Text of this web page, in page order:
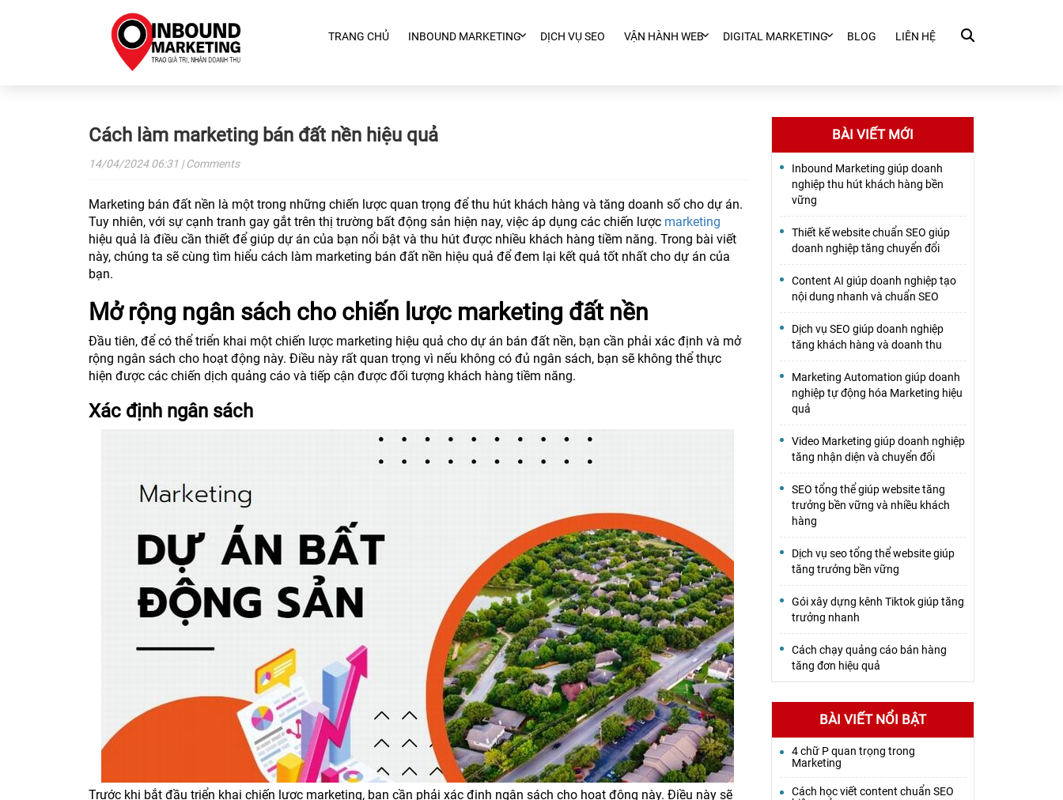
TRANG CHỦ INBOUND MARKETING DỊCH VỤ SEO VẬN HÀNH WEB DIGITAL MARKETING BLOG LIÊN HỆ
Cách làm marketing bán đất nền hiệu quả
14/04/202406:31 | Comments
Marketing bán đất nền là một trong những chiến lược quan trọng để thu hút khách hàng và tăng doanh số cho dự án.
Tuy nhiên, với sự cạnh tranh gay gắt trên thị trường bất động sản hiện nay, việc áp dụng các chiến lược marketing
hiệu quả là điều cần thiết để giúp dự án của bạn nổi bật và thu hút được nhiều khách hàng tiềm năng. Trong bài viết
này, chúng ta sẽ cùng tìm hiểu cách làm marketing bán đất nền hiệu quả để đem lại kết quả tốt nhất cho dự án của
bạn.
Mở rộng ngân sách cho chiến lược marketing đất nền
Đầu tiên, để có thể triển khai một chiến lược marketing hiệu quả cho dự án bán đất nền, bạn cần phải xác định và mở
rộng ngân sách cho hoạt động này. Điều này rất quan trọng vì nếu không có đủ ngân sách, bạn sẽ không thể thực
hiện được các chiến dịch quảng cáo và tiếp cận được đối tượng khách hàng tiềm năng.
Xác định ngân sách
Trước khi bắt đầu triển khai chiến lược marketing, bạn cần phải xác định ngân sách cho hoạt động này. Điều này sẽ
BÀI VIẾT MỚI
Inbound Marketing giúp doanh
nghiệp thu hút khách hàng bền
vững
Thiết kế website chuẩn SEO giúp
doanh nghiệp tăng chuyển đổi
Content AI giúp doanh nghiệp tạo
nội dung nhanh và chuẩn SEO
Dịch vụ SEO giúp doanh nghiệp
tăng khách hàng và doanh thu
Marketing Automation giúp doanh
nghiệp tự động hóa Marketing hiệu
quả
Video Marketing giúp doanh nghiệp
tăng nhận diện và chuyển đổi
SEO tổng thể giúp website tăng
trưởng bền vững và nhiều khách
hàng
Dịch vụ seo tổng thể website giúp
tăng trưởng bền vững
Gói xây dựng kênh Tiktok giúp tăng
trưởng nhanh
Cách chạy quảng cáo bán hàng
tăng đơn hiệu quả
BÀI VIẾT NỔI BẬT
4 chữ P quan trọng trong
Marketing
Cách học viết content chuẩn SEO